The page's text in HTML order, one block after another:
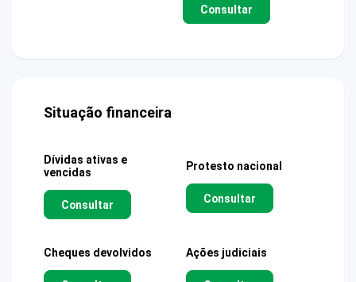
Consultar
Situação financeira
Dívidas ativas e
vencidas
Consultar
Protesto nacional
Consultar
Cheques devolvidos Ações judiciais